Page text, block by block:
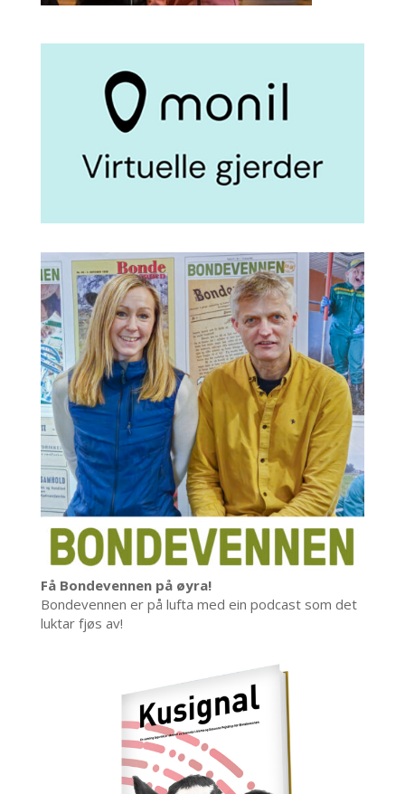
Få Bondevennen på øyra!
Bondevennen er på lufta med ein podcast som det
luktar fjøs av!